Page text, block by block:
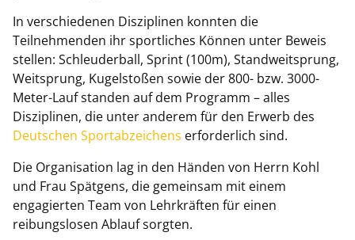
In verschiedenen Disziplinen konnten die
Teilnehmenden ihr sportliches Können unter Beweis
stellen: Schleuderball, Sprint (100m), Standweitsprung,
Weitsprung, Kugelstoßen sowie der 800- bzw. 3000-
Meter-Lauf standen auf dem Programm – alles
Disziplinen, die unter anderem für den Erwerb des
Deutschen Sportabzeichens erforderlich sind.
Die Organisation lag in den Händen von Herrn Kohl
und Frau Spätgens, die gemeinsam mit einem
engagierten Team von Lehrkräften für einen
reibungslosen Ablauf sorgten.